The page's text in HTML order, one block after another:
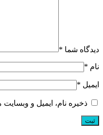
دیدگاه شما *
نام *
ایمیل *
ذخیره نام، ایمیل و